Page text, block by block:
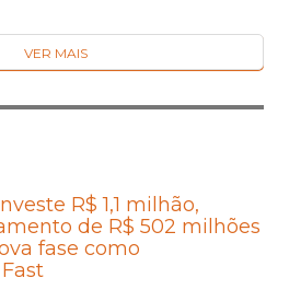
VER MAIS
R$ 1,1 milhão,
de R$ 502 milhões
fase como